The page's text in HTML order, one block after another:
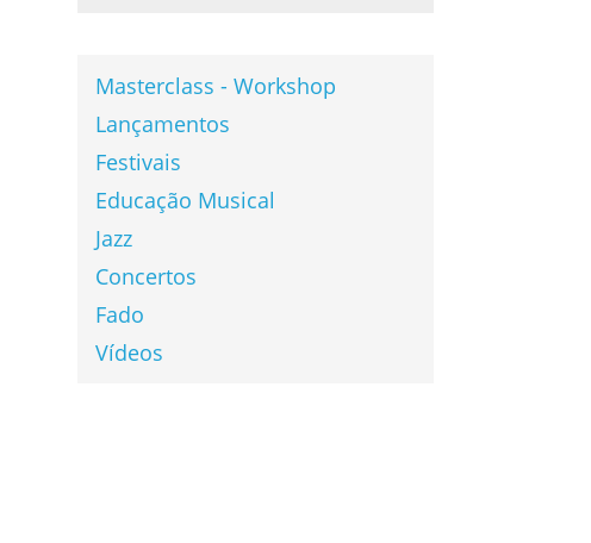
Masterclass - Workshop
Lançamentos
Festivais
Educação Musical
Jazz
Concertos
Fado
Vídeos